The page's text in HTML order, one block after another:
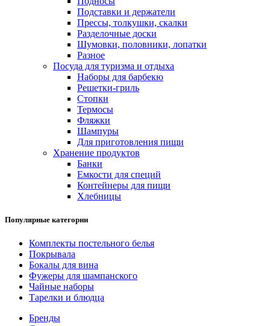
Подставки и держатели
Прессы, толкушки, скалки
Разделочные доски
Шумовки, половники, лопатки
Разное
Посуда для туризма и отдыха
Наборы для барбекю
Решетки-гриль
Стопки
Термосы
Фляжки
Шампуры
Для приготовления пищи
Хранение продуктов
Банки
Емкости для специй
Контейнеры для пищи
Хлебницы
Популярные категории
Комплекты постельного белья
Покрывала
Бокалы для вина
Фужеры для шампанского
Чайные наборы
Тарелки и блюдца
Бренды